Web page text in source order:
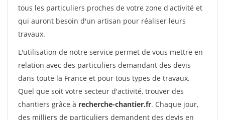
tous les particuliers proches de votre zone d'activité et
qui auront besoin d'un artisan pour réaliser leurs
travaux.
L'utilisation de notre service permet de vous mettre en
relation avec des particuliers demandant des devis
dans toute la France et pour tous types de travaux.
Quel que soit votre secteur d'activité, trouver des
chantiers grâce à recherche-chantier.fr. Chaque jour,
des milliers de particuliers demandent des devis en